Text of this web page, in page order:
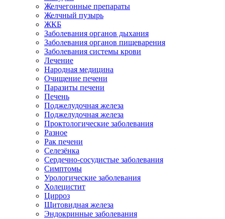
Желчегонные препараты
Желчный пузырь
ЖКБ
Заболевания органов дыхания
Заболевания органов пищеварения
Заболевания системы крови
Лечение
Народная медицина
Очищение печени
Паразиты печени
Печень
Поджелудочная железа
Поджелудочная железа
Проктологические заболевания
Разное
Рак печени
Селезёнка
Сердечно-сосудистые заболевания
Симптомы
Урологические заболевания
Холецистит
Цирроз
Щитовидная железа
Эндокринные заболевания